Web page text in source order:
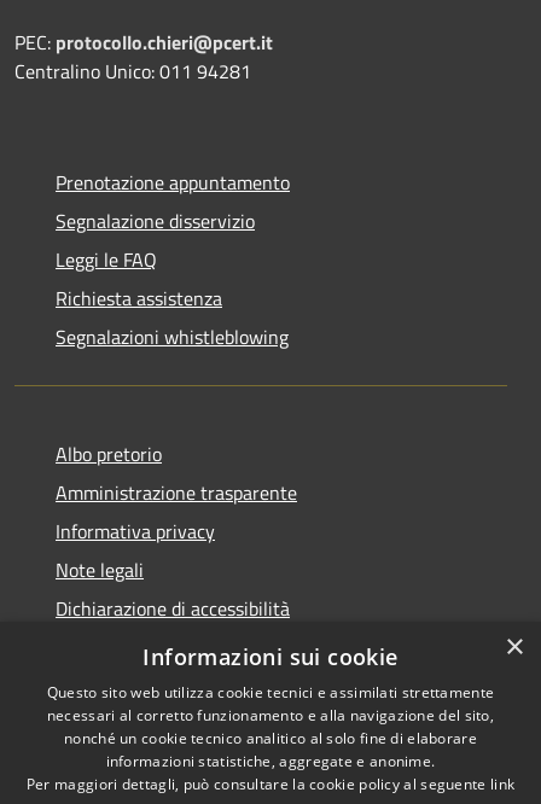
PEC: protocollo.chieri@pcert.it
Centralino Unico: 011 94281
Prenotazione appuntamento
Segnalazione disservizio
Leggi le FAQ
Richiesta assistenza
Segnalazioni whistleblowing
Albo pretorio
Amministrazione trasparente
Informativa privacy
Note legali
Dichiarazione di accessibilità
Meccanismo di Feedback
Accessibilità
Copyright © 2026 • Comune di
Chieri • Powered by
×
Informazioni sui cookie
Questo sito web utilizza cookie tecnici e assimilati strettamente
necessari al corretto funzionamento e alla navigazione del sito,
nonché un cookie tecnico analitico al solo fine di elaborare
informazioni statistiche, aggregate e anonime.
Per maggiori dettagli, può consultare la cookie policy al seguente link